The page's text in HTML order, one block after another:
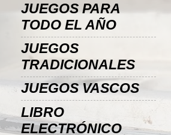
JUEGOS PARA
TODO EL AÑO
JUEGOS
TRADICIONALES
JUEGOS VASCOS
LIBRO
ELECTRÓNICO